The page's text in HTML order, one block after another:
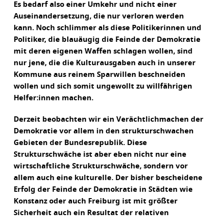
Es bedarf also einer Umkehr und nicht einer
Auseinandersetzung, die nur verloren werden
kann. Noch schlimmer als diese Politikerinnen und
Politiker, die blauäugig die Feinde der Demokratie
mit deren eigenen Waffen schlagen wollen, sind
nur jene, die die Kulturausgaben auch in unserer
Kommune aus reinem Sparwillen beschneiden
wollen und sich somit ungewollt zu willfährigen
Helfer:innen machen.
Derzeit beobachten wir ein Verächtlichmachen der
Demokratie vor allem in den strukturschwachen
Gebieten der Bundesrepublik. Diese
Strukturschwäche ist aber eben nicht nur eine
wirtschaftliche Strukturschwäche, sondern vor
allem auch eine kulturelle. Der bisher bescheidene
Erfolg der Feinde der Demokratie in Städten wie
Konstanz oder auch Freiburg ist mit größter
Sicherheit auch ein Resultat der relativen